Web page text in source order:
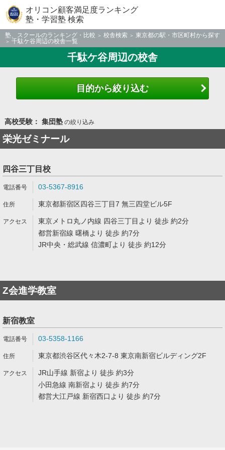
オリコン顧客満足度ランキング
塾・学習塾 検索
塾、スクールのランキング・比較 校舎検索
東京都の駅・市区町村から探す
千駄ケ谷周辺の校舎一覧
千駄ケ谷周辺の校舎
目的から絞り込む
高校受験： 集団塾の絞り込み
栄光ゼミナール
四谷三丁目校
03-5367-8916
東京都新宿区四谷三丁目7 無三四堂ビル5F
東京メトロ丸ノ内線 四谷三丁目より 徒歩 約2分
都営新宿線 曙橋より 徒歩 約7分
JR中央・総武線 信濃町より 徒歩 約12分
Z会進学教室
新宿教室
03-5358-1166
東京都渋谷区代々木2-7-8 東京南新宿ビルディング2F
JR山手線 新宿より 徒歩 約3分
小田急線 南新宿より 徒歩 約7分
都営大江戸線 新宿西口より 徒歩 約7分